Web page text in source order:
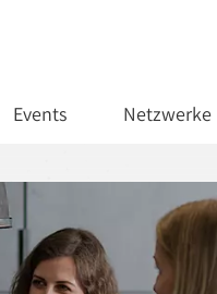
Events Netzwerke